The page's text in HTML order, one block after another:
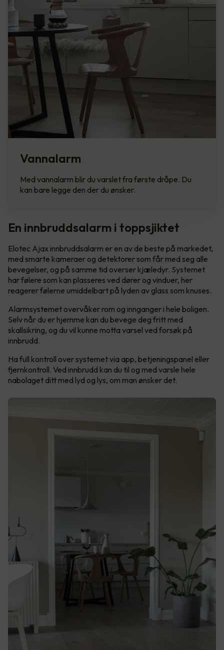
Vannalarm
Med vannalarm blir du varslet fra første dråpe. Du
kan bare legge den der du ønsker.
En innbruddsalarm i toppsjiktet
Elotec Ajax innbruddsalarm er en av de beste på markedet,
med smarte kameraer og detektorer som får med seg alle
bevegelser, og på samme tid overser kjæledyr. Systemet
har følere som kan plasseres ved dører og vinduer, her
reagerer følerne umiddelbart på lyden av glass som knuses.
Alarmsystemet overvåker rom og innganger i hele boligen.
Selv når du er hjemme kan du bevege deg fritt med
skallsikring, og du vil kunne motta varsel ved forsøk på
innbrudd.
Ha full kontroll over systemet via app, betjeningspanel eller
fjernkontroll. Ved innbrudd kan du til og med varsle hele
nabolaget ditt med lyd og lys, om man ønsker det.